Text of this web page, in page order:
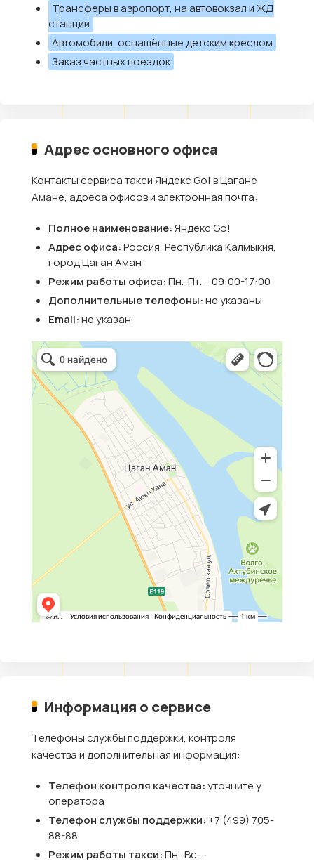
Трансферы в аэропорт, на автовокзал и ЖД
станции
Автомобили, оснащённые детским креслом
Заказ частных поездок
Адрес основного офиса
Контакты сервиса такси Яндекс Go! в Цагане
Амане, адреса офисов и электронная почта:
Полное наименование:Яндекс Go!
Адрес офиса:Россия, Республика Калмыкия,
город Цаган Аман
Режим работы офиса:Пн.-Пт. – 09:00-17:00
Дополнительные телефоны:не указаны
Email:не указан
Информация о сервисе
Телефоны службы поддержки, контроля
качества и дополнительная информация:
Телефон контроля качества:уточните у
оператора
Телефон службы поддержки:+7 (499) 705-
88-88
Режим работы такси:Пн.-Вс. –